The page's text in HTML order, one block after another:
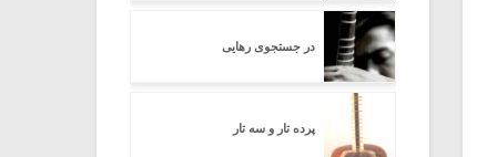
در جستجوی رهایی
پرده تار و سه تار